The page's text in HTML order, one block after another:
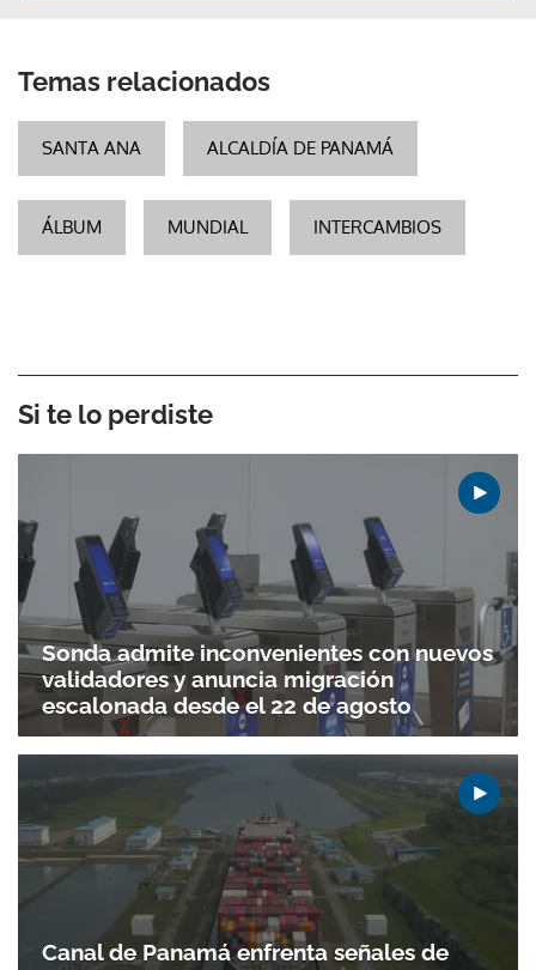
Temas relacionados
SANTA ANA ALCALDÍA DE PANAMÁ
ÁLBUM MUNDIAL INTERCAMBIOS
Si te lo perdiste
Sonda admite inconvenientes con nuevos
validadores y anuncia migración
escalonada desde el 22 de agosto
Canal de Panamá enfrenta señales de